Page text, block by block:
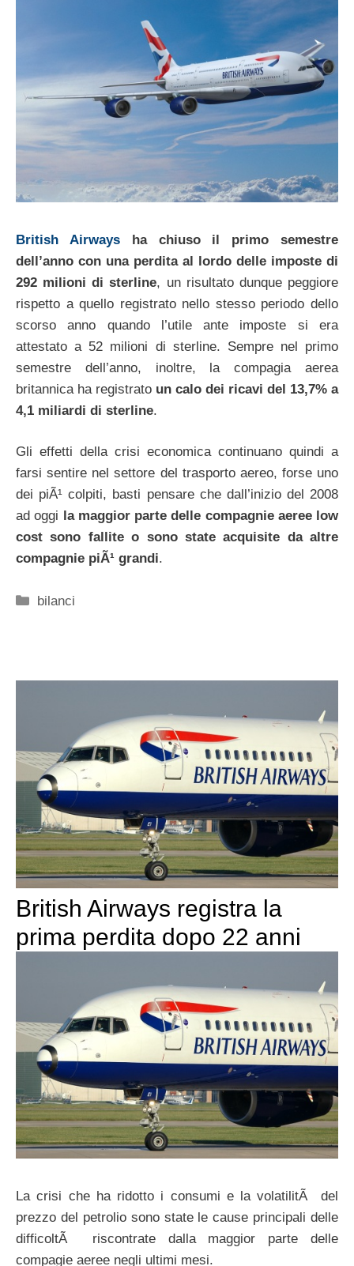
British Airwaysha chiuso il primo semestre
dell’anno con una perdita al lordo delle imposte di
292 milioni di sterline, un risultato dunque peggiore
rispetto a quello registrato nello stesso periodo dello
scorso anno quando l’utile ante imposte si era
attestato a 52 milioni di sterline. Sempre nel primo
semestre dell’anno, inoltre, la compagia aerea
britannica ha registrato un calo dei ricavi del 13,7% a
4,1 miliardi di sterline.
Gli effetti della crisi economica continuano quindi a
farsi sentire nel settore del trasporto aereo, forse uno
dei piÃ¹ colpiti, basti pensare che dall’inizio del 2008
ad oggi
la maggior parte delle compagnie aeree low
cost sono fallite o sono state acquisite da altre
compagnie piÃ¹ grandi.
Categorie
bilanci
British Airways registra la
prima perdita dopo 22 anni
La crisi che ha ridotto i consumi e la volatilitÃ del
prezzo del petrolio sono state le cause principali delle
difficoltÃ riscontrate dalla maggior parte delle
compagie aeree negli ultimi mesi.